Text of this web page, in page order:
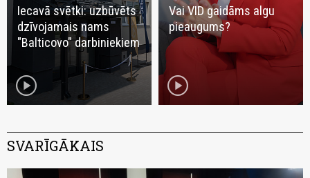
Iecavā svētki: uzbūvēts
dzīvojamais nams
"Balticovo" darbiniekiem
play_circle
Vai VID gaidāms algu
pieaugums?
play_circle
SVARĪGĀKAIS